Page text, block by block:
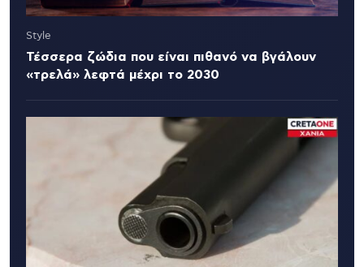
Style
Τέσσερα ζώδια που είναι πιθανό να βγάλουν
«τρελά» λεφτά μέχρι το 2030